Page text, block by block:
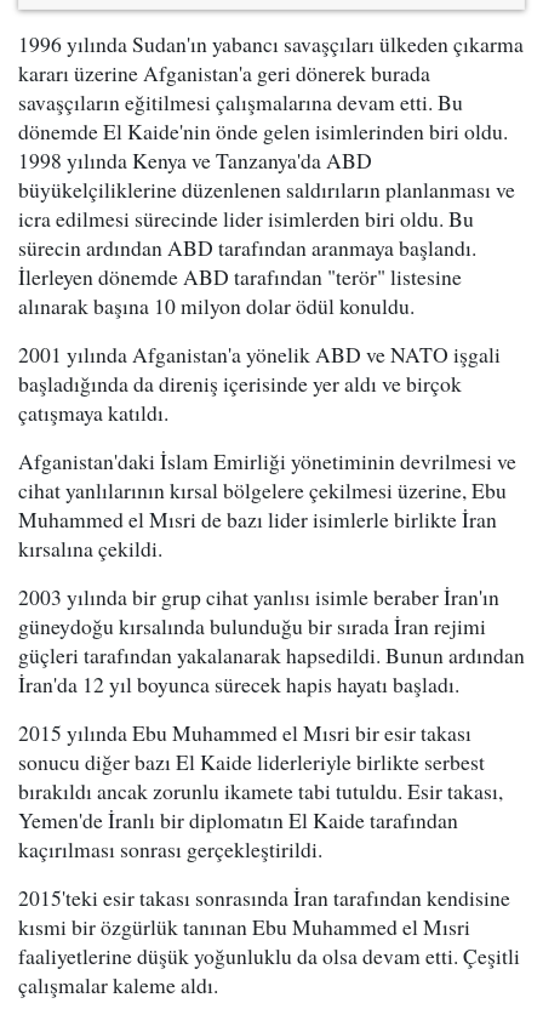
1996 yılında Sudan'ın yabancı savaşçıları ülkeden çıkarma
kararı üzerine Afganistan'a geri dönerek burada
savaşçıların eğitilmesi çalışmalarına devam etti. Bu
dönemde El Kaide'nin önde gelen isimlerinden biri oldu.
1998 yılında Kenya ve Tanzanya'da ABD
büyükelçiliklerine düzenlenen saldırıların planlanması ve
icra edilmesi sürecinde lider isimlerden biri oldu. Bu
sürecin ardından ABD tarafından aranmaya başlandı.
İlerleyen dönemde ABD tarafından "terör" listesine
alınarak başına 10 milyon dolar ödül konuldu.
2001 yılında Afganistan'a yönelik ABD ve NATO işgali
başladığında da direniş içerisinde yer aldı ve birçok
çatışmaya katıldı.
Afganistan'daki İslam Emirliği yönetiminin devrilmesi ve
cihat yanlılarının kırsal bölgelere çekilmesi üzerine, Ebu
Muhammed el Mısri de bazı lider isimlerle birlikte İran
kırsalına çekildi.
2003 yılında bir grup cihat yanlısı isimle beraber İran'ın
güneydoğu kırsalında bulunduğu bir sırada İran rejimi
güçleri tarafından yakalanarak hapsedildi. Bunun ardından
İran'da 12 yıl boyunca sürecek hapis hayatı başladı.
2015 yılında Ebu Muhammed el Mısri bir esir takası
sonucu diğer bazı El Kaide liderleriyle birlikte serbest
bırakıldı ancak zorunlu ikamete tabi tutuldu. Esir takası,
Yemen'de İranlı bir diplomatın El Kaide tarafından
kaçırılması sonrası gerçekleştirildi.
2015'teki esir takası sonrasında İran tarafından kendisine
kısmi bir özgürlük tanınan Ebu Muhammed el Mısri
faaliyetlerine düşük yoğunluklu da olsa devam etti. Çeşitli
çalışmalar kaleme aldı.